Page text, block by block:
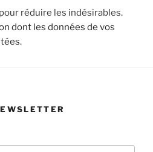
réduire les indésirables.
dont les données de vos
.